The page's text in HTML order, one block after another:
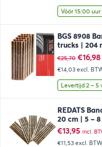
Vóór 15:00
BGS 8908
trucks | 204
€25,70
prijs
was:
€16,98
€14,03 excl.
Levertijd 2 – 5
REDATS
20 cm | 5 –
€13,95 incl.
€11,53 excl. BTW